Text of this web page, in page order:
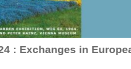
: Exchanges in